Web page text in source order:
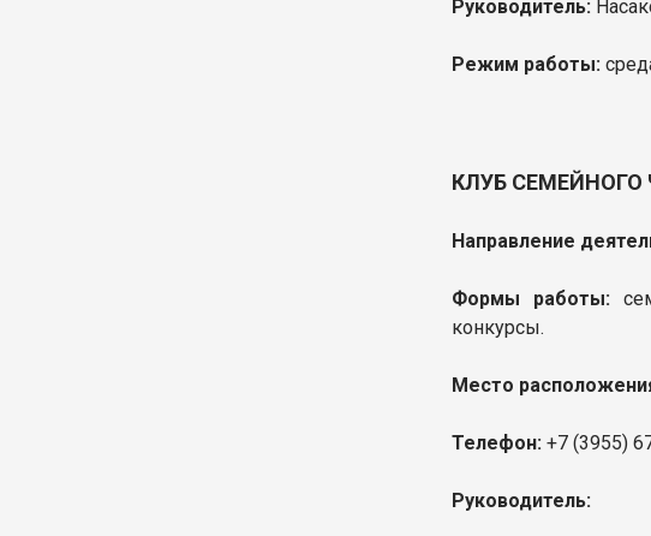
Руководитель:
Режим работы:
КЛУБ СЕМЕЙНОГО
Направление
Формы работы:
конкурсы.
Место
Телефон: +7 (3955)
Руководитель: